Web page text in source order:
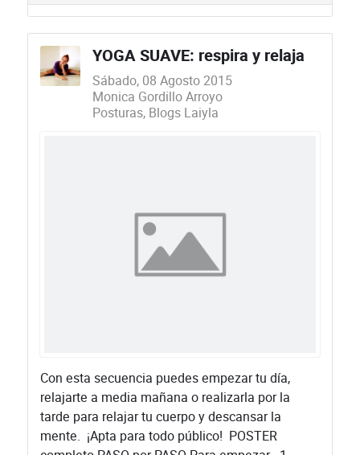
YOGA SUAVE: respira y relaja
Sábado, 08 Agosto 2015
Monica Gordillo Arroyo
Posturas Blogs Laiyla
​Con esta secuencia puedes empezar tu día,
relajarte a media mañana o realizarla por la
tarde para relajar tu cuerpo y descansar la
mente. ¡Apta para todo público! ​POSTER